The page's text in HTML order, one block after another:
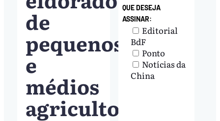
de
pequenos
e
médios
agricultores
QUE DESEJA
ASSINAR:
Editorial
BdF
Ponto
Notícias da
China